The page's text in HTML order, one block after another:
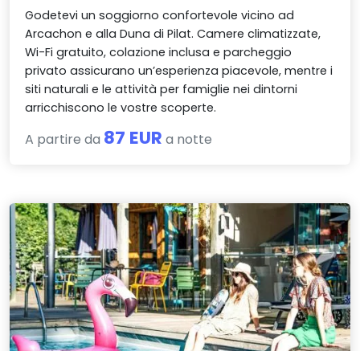
Godetevi un soggiorno confortevole vicino ad
Arcachon e alla Duna di Pilat. Camere climatizzate,
Wi-Fi gratuito, colazione inclusa e parcheggio
privato assicurano un’esperienza piacevole, mentre i
siti naturali e le attività per famiglie nei dintorni
arricchiscono le vostre scoperte.
A partire da 87 EUR a notte